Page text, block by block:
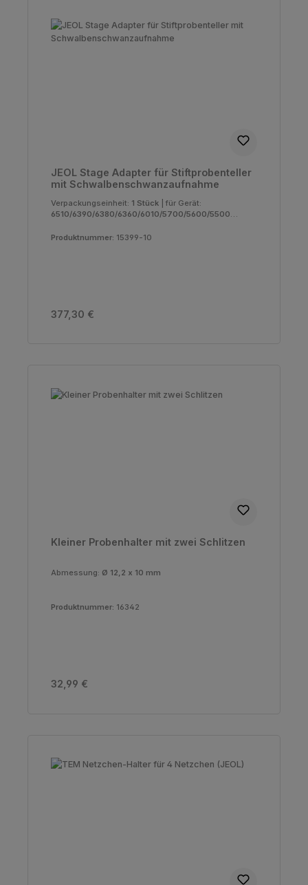
JEOL Stage Adapter für Stiftprobenteller
mit Schwalbenschwanzaufnahme
Verpackungseinheit: 1 Stück
für Gerät:
6510/6390/6380/6360/6010/5700/5600/5500/5
T20
Produktnummer: 15399-10
Regulärer Preis:
377,30 €
Kleiner Probenhalter mit zwei Schlitzen
Abmessung: Ø 12,2 x 10 mm
Produktnummer: 16342
Regulärer Preis:
32,99 €